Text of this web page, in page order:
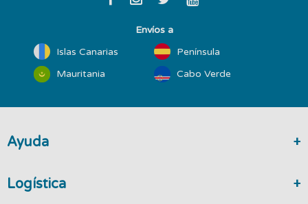
Envíos a
Islas Canarias
Península
Mauritania
Cabo Verde
Ayuda
Logística